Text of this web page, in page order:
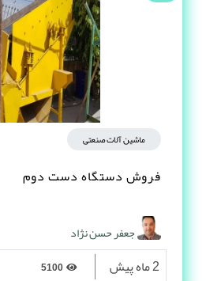
ماشین آلات صنعتی
فروش دستگاه دست دوم
جعفر حسن نژاد
2 ماه پیش